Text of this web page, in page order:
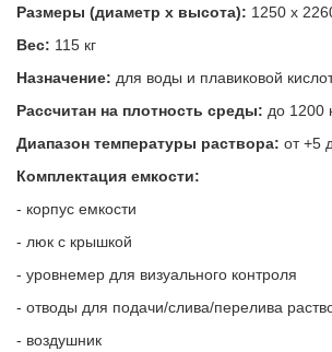
Размеры (диаметр х высота): 1250 х
Вес: 115 кг
Назначение: для воды и плавиковой
Рассчитан на плотность среды: до 1200
Диапазон температуры раствора: от +5
Комплектация емкости:
- корпус емкости
- люк с крышкой
- уровнемер для визуального контроля
- отводы для подачи/слива/перелива
- воздушник